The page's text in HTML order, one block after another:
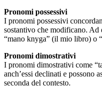
Pronomi possessivi
I pronomi possessivi
sostantivo che modificano. Ad
“mano knyga” (il mio libro) o
Pronomi dimostrativi
I pronomi dimostrativi come
anch’essi declinati e possono
seconda del contesto.